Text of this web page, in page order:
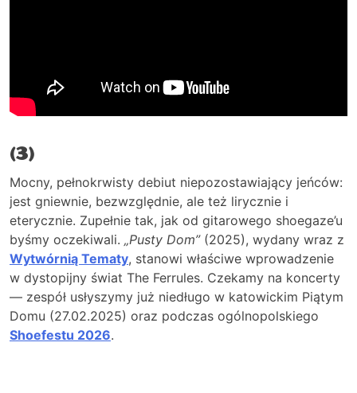
(3)
Mocny, pełnokrwisty debiut niepozostawiający jeńców:
jest gniewnie, bezwzględnie, ale też lirycznie i
eterycznie. Zupełnie tak, jak od gitarowego shoegaze’u
byśmy oczekiwali. „Pusty Dom”(2025), wydany wraz z
Wytwórnią Tematy, stanowi właściwe wprowadzenie
w dystopijny świat The Ferrules. Czekamy na koncerty
— zespół usłyszymy już niedługo w katowickim Piątym
Domu (27.02.2025) oraz podczas ogólnopolskiego
Shoefestu 2026.